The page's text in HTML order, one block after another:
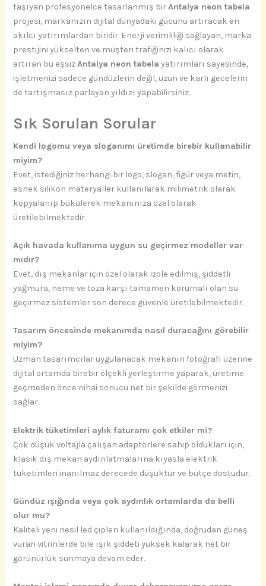
taşıyan profesyonelce tasarlanmış birAntalya neon tabela
projesi, markanızın dijital dünyadaki gücünü artıracak en
akılcı yatırımlardan biridir. Enerji verimliliği sağlayan, marka
prestijini yükselten ve müşteri trafiğinizi kalıcı olarak
artıran bu eşsizAntalya neon tabela yatırımları sayesinde,
işletmenizi sadece gündüzlerin değil, uzun ve karlı gecelerin
de tartışmasız parlayan yıldızı yapabilirsiniz.
Sık Sorulan Sorular
Kendi logomu veya sloganımı üretimde birebir kullanabilir
miyim?
Evet, istediğiniz herhangi bir logo, slogan, figür veya metin,
esnek silikon materyaller kullanılarak milimetrik olarak
kopyalanıp bükülerek mekanınıza özel olarak
üretilebilmektedir.
Açık havada kullanıma uygun su geçirmez modeller var
mıdır?
Evet, dış mekanlar için özel olarak izole edilmiş, şiddetli
yağmura, neme ve toza karşı tamamen korumalı olan su
geçirmez sistemler son derece güvenle üretilebilmektedir.
Tasarım öncesinde mekanımda nasıl duracağını görebilir
miyim?
Uzman tasarımcılar uygulanacak mekanın fotoğrafı üzerine
dijital ortamda birebir ölçekli yerleştirme yaparak, üretime
geçmeden önce nihai sonucu net bir şekilde görmenizi
sağlar.
Elektrik tüketimleri aylık faturamı çok etkiler mi?
Çok düşük voltajla çalışan adaptörlere sahip oldukları için,
klasik dış mekan aydınlatmalarına kıyasla elektrik
tüketimleri inanılmaz derecede düşüktür ve bütçe dostudur.
Gündüz ışığında veya çok aydınlık ortamlarda da belli
olur mu?
Kaliteli yeni nesil led çipleri kullanıldığında, doğrudan güneş
vuran vitrinlerde bile ışık şiddeti yüksek kalarak net bir
görünürlük sunmaya devam eder.